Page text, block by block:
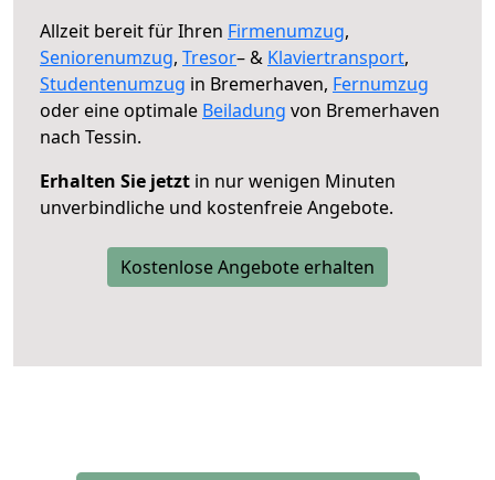
Allzeit bereit für Ihren Firmenumzug,
Seniorenumzug, Tresor– & Klaviertransport,
Studentenumzug in Bremerhaven, Fernumzug
oder eine optimale Beiladung von Bremerhaven
nach Tessin.
Erhalten Sie jetzt in nur wenigen Minuten
unverbindliche und kostenfreie Angebote.
Kostenlose Angebote erhalten